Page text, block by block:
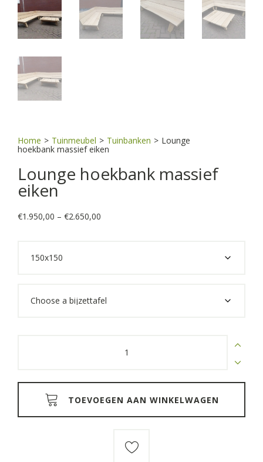
Home > Tuinmeubel > Tuinbanken > Lounge
hoekbank massief eiken
Lounge hoekbank massief
eiken
€1.950,00 – €2.650,00
TOEVOEGEN AAN WINKELWAGEN